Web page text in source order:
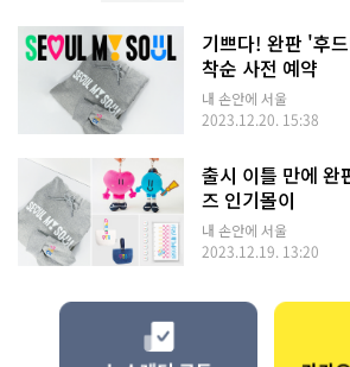
기쁘다! 완판 '후
착순 사전 예약
내 손안에 서울
2023.12.20. 15:38
출시 이틀 만에
즈 인기몰이
내 손안에 서울
2023.12.19. 13:20